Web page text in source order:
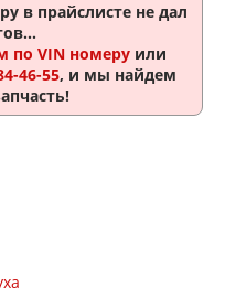
в прайслисте не дал
по VIN номеруили
46-55, и мы найдем